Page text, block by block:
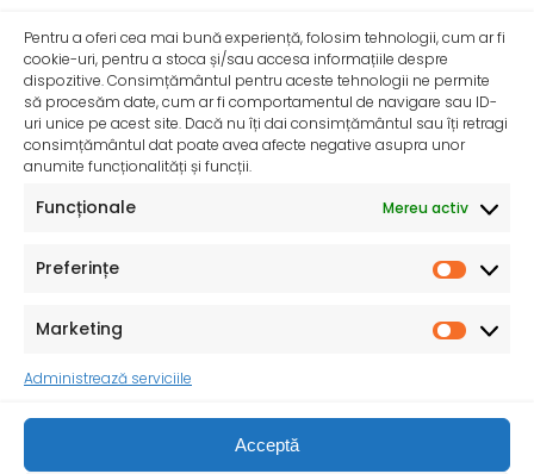
Pentru a oferi cea mai bună experiență, folosim tehnologii, cum ar fi
cookie-uri, pentru a stoca și/sau accesa informațiile despre
dispozitive. Consimțământul pentru aceste tehnologii ne permite
să procesăm date, cum ar fi comportamentul de navigare sau ID-
uri unice pe acest site. Dacă nu îți dai consimțământul sau îți retragi
consimțământul dat poate avea afecte negative asupra unor
anumite funcționalități și funcții.
Funcționale Mereu activ
Preferințe
Marketing
Administrează serviciile
Acceptă
Comentarii recente
Ministerul Sănătății